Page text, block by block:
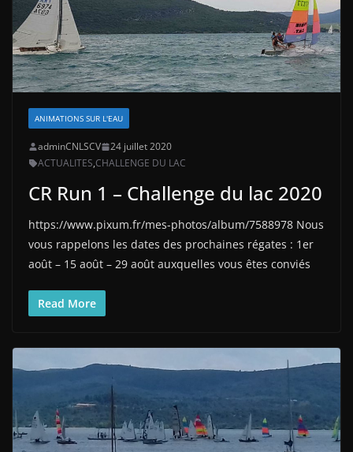
ANIMATIONS SUR L'EAU
adminCNLSCV
24 juillet 2020
ACTUALITES,CHALLENGE DU LAC
CR Run 1 – Challenge du lac 2020
https://www.pixum.fr/mes-photos/album/7588978 Nous
vous rappelons les dates des prochaines régates : 1er
août – 15 août – 29 août auxquelles vous êtes conviés
Read More